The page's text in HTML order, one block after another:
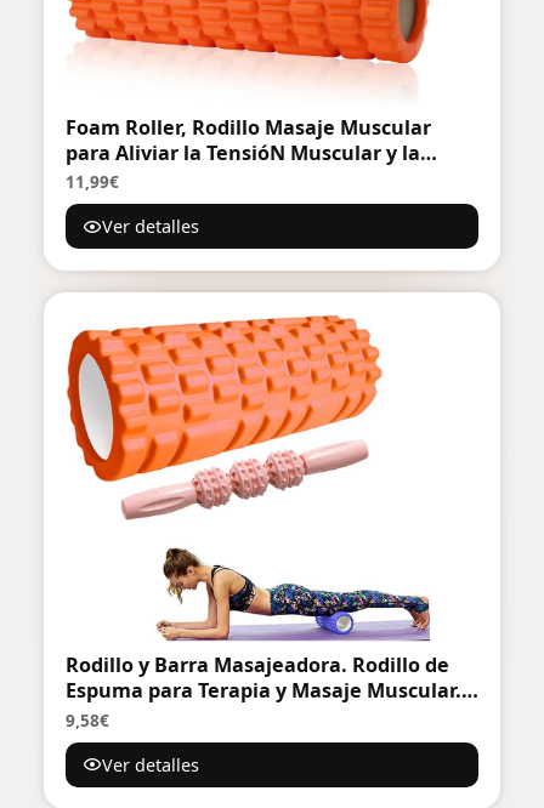
Foam Roller, Rodillo Masaje Muscular
para Aliviar la TensióN Muscular y la
PresióN en la Espalda, la Columna
Vertebral y las Piernas Revitaliza tu
Cuerpo 30×8cm (Naranja)
11,99€
Ver detalles
Rodillo y Barra Masajeadora. Rodillo de
Espuma para Terapia y Masaje Muscular.
Rodillo de Pilates y Yoga. Fitness Foam
Roller. Cilindro de Gomaespuma para
Alivio de Dolores y Entrenamiento.
33x14cm
9,58€
Ver detalles